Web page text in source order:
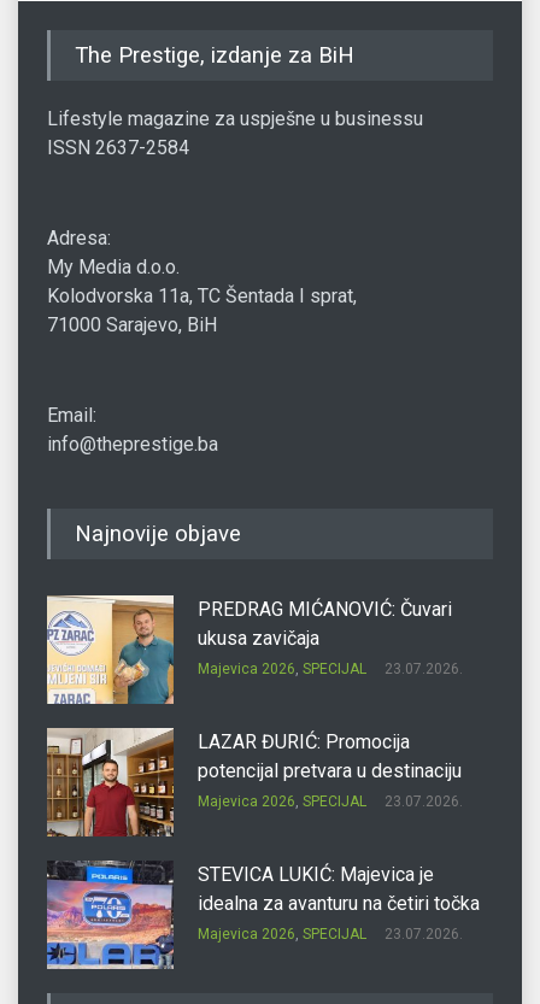
The Prestige, izdanje za BiH
Lifestyle magazine za uspješne u businessu
ISSN 2637-2584
Adresa:
My Media d.o.o.
Kolodvorska 11a, TC Šentada I sprat,
71000 Sarajevo, BiH
Email:
info@theprestige.ba
Najnovije objave
PREDRAG MIĆANOVIĆ: Čuvari
ukusa zavičaja
Majevica 2026, SPECIJAL 23.07.2026.
LAZAR ĐURIĆ: Promocija
potencijal pretvara u destinaciju
Majevica 2026, SPECIJAL 23.07.2026.
STEVICA LUKIĆ: Majevica je
idealna za avanturu na četiri točka
Majevica 2026, SPECIJAL 23.07.2026.